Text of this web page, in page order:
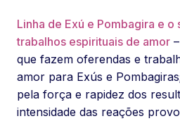
Linha de Exú e Pombagira e o
trabalhos espirituais de amor
que fazem oferendas e
amor para Exús e
pela força e rapidez dos
intensidade das reações